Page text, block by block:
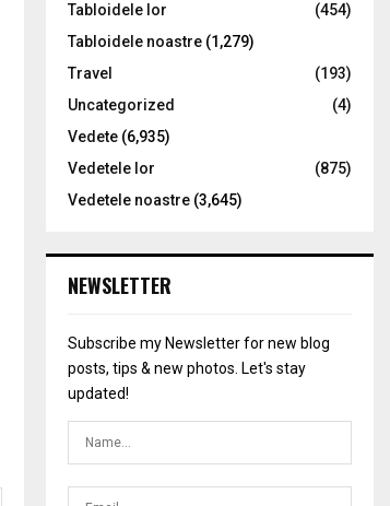
Tabloidele lor
(454)
Tabloidele noastre (1,279)
Travel
(193)
Uncategorized
(4)
Vedete (6,935)
Vedetele lor
(875)
Vedetele noastre (3,645)
NEWSLETTER
Subscribe my Newsletter for new blog
posts, tips & new photos. Let's stay
updated!